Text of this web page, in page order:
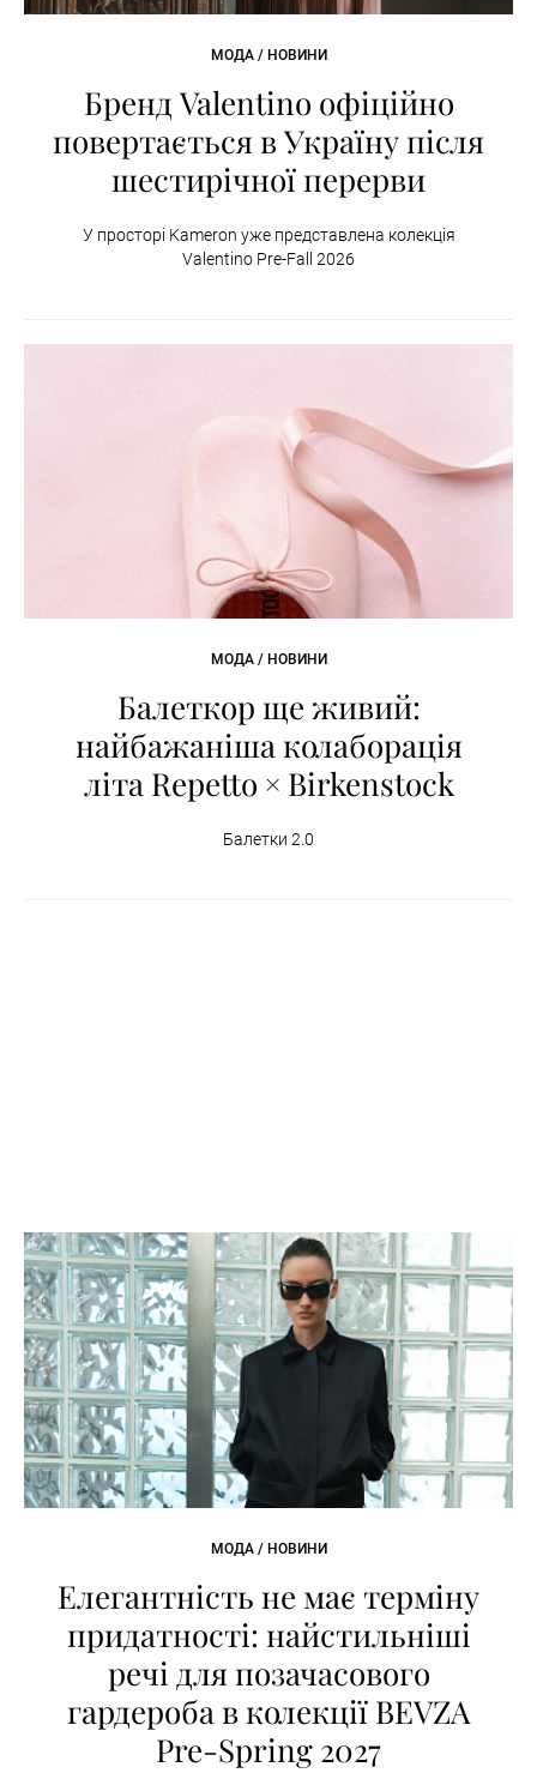
МОДА / НОВИНИ
Бренд Valentino офіційно
повертається в Україну після
шестирічної перерви
У просторі Kameron уже представлена колекція
Valentino Pre-Fall 2026
МОДА / НОВИНИ
Балеткор ще живий:
найбажаніша колаборація
літа Repetto × Birkenstock
Балетки 2.0
МОДА / НОВИНИ
Елегантність не має терміну
придатності: найстильніші
речі для позачасового
гардероба в колекції BEVZA
Pre-Spring 2027